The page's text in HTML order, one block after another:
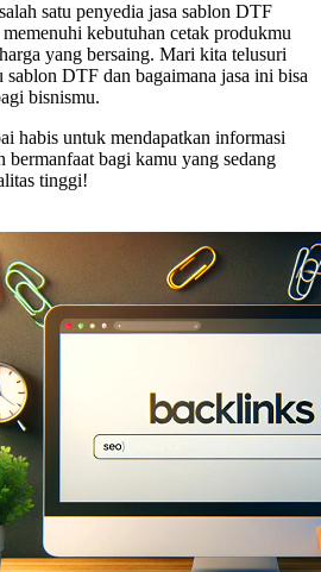
satu penyedia jasa sablon DTF
kebutuhan cetak produkmu
yang bersaing. Mari kita telusuri
DTF dan bagaimana jasa ini bisa
bisnismu.
habis untuk mendapatkan informasi
bermanfaat bagi kamu yang sedang
tinggi!